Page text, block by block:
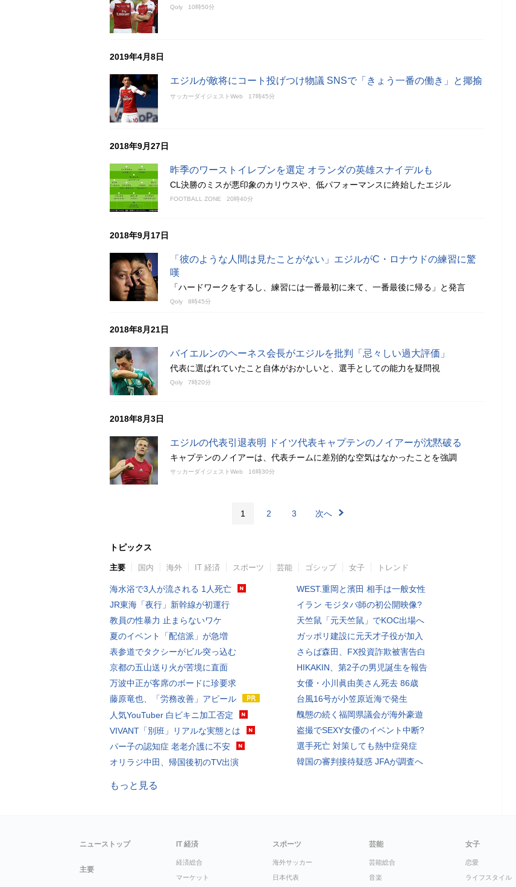
Qoly 10時50分
2019年4月8日
エジルが敵将にコート投げつけ物議 SNSで「きょう一番の働き」と揶揄
サッカーダイジェストWeb 17時45分
2018年9月27日
昨季のワーストイレブンを選定 オランダの英雄スナイデルも
CL決勝のミスが悪印象のカリウスや、低パフォーマンスに終始したエジル
FOOTBALL ZONE 20時40分
2018年9月17日
「彼のような人間は見たことがない」エジルがC・ロナウドの練習に驚
嘆
「ハードワークをするし、練習には一番最初に来て、一番最後に帰る」と発言
Qoly 8時45分
2018年8月21日
バイエルンのヘーネス会長がエジルを批判「忌々しい過大評価」
代表に選ばれていたこと自体がおかしいと、選手としての能力を疑問視
Qoly 7時20分
2018年8月3日
エジルの代表引退表明 ドイツ代表キャプテンのノイアーが沈黙破る
キャプテンのノイアーは、代表チームに差別的な空気はなかったことを強調
サッカーダイジェストWeb 16時30分
1 2 3 次へ
トピックス
主要 国内 海外 IT 経済 スポーツ 芸能 ゴシップ 女子 トレンド
海水浴で3人が流される 1人死亡
JR東海「夜行」新幹線が初運行
教員の性暴力 止まらないワケ
夏のイベント「配信派」が急増
表参道でタクシーがビル突っ込む
京都の五山送り火が苦境に直面
万波中正が客席のボードに珍要求
藤原竜也、「労務改善」アピール
人気YouTuber 白ビキニ加工否定
VIVANT「別班」リアルな実態とは
パー子の認知症 老老介護に不安
オリラジ中田、帰国後初のTV出演
WEST.重岡と濱田 相手は一般女性
イラン モジタバ師の初公開映像?
天竺鼠「元天竺鼠」でKOC出場へ
ガッポリ建設に元天才子役が加入
さらば森田、FX投資詐欺被害告白
HIKAKIN、第2子の男児誕生を報告
女優・小川眞由美さん死去 86歳
台風16号が小笠原近海で発生
醜態の続く福岡県議会が海外豪遊
盗撮でSEXY女優のイベント中断?
選手死亡 対策しても熱中症発症
韓国の審判接待疑惑 JFAが調査へ
もっと見る
ニューストップ
主要
IT 経済
経済総合
マーケット
スポーツ
海外サッカー
日本代表
芸能
芸能総合
音楽
女子
恋愛
ライフスタイル